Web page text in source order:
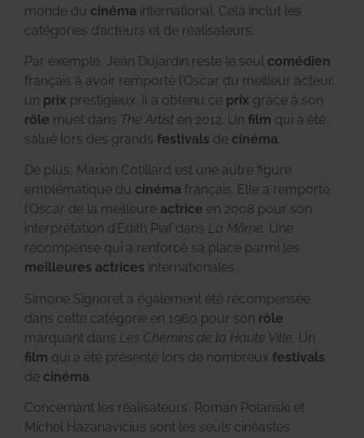
monde du cinéma international. Cela inclut les
catégories d’acteurs et de réalisateurs.
Par exemple, Jean Dujardin reste le seul comédien
français à avoir remporté l’Oscar du meilleur acteur,
un prix prestigieux. Il a obtenu ce prix grâce à son
rôle muet dans The Artist en 2012. Un film qui a été
salué lors des grands festivals de cinéma.
De plus, Marion Cotillard est une autre figure
emblématique du cinéma français. Elle a remporté
l’Oscar de la meilleure actrice en 2008 pour son
interprétation d’Édith Piaf dans La Môme. Une
récompense qui a renforcé sa place parmi les
meilleures actrices internationales.
Simone Signoret a également été récompensée
dans cette catégorie en 1960 pour son rôle
marquant dans Les Chemins de la Haute Ville. Un
film qui a été présenté lors de nombreux festivals
de cinéma
Concernant les réalisateurs, Roman Polanski et
Michel Hazanavicius sont les seuls cinéastes